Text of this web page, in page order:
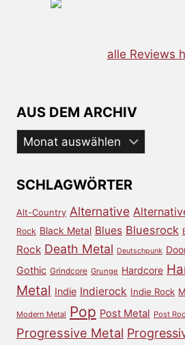
alle Reviews
AUS DEM ARCHIV
Aus
dem
SCHLAGWÖRTER
Alt-Country Alternative
Rock Black Metal Blues Bluesrock
Rock Death Metal Deutschpunk
Gothic Grindcore Grunge Hardcore
Metal Indie Indierock Indie Rock
Modern Metal Pop Post Metal Post
Progressive Metal